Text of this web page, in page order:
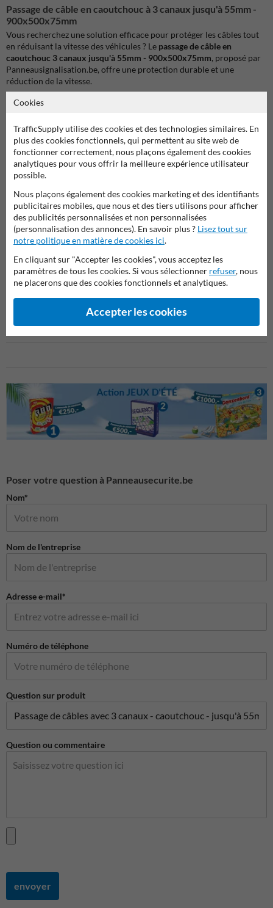
Passage de câble en caoutchouc à 3 canaux jusqu'à 55mm -
900x500x75mm
Vous recherchez une solution efficace pour protéger les câbles tout
en réduisant la vitesse des véhicules ? Le passage de câble en
caoutchouc 3 canaux jusqu'à 55mm - 900x500x75mm, proposé par
Panneausignalisation.be, offre une protection durable et une
réduction de la vitesse.
Idéal pour les événements et les chantiers de construction
d'événements et sur les sites de construction, offrant des passages
sécurisés pour les véhicules.
Conception durable et sûre
Fabriqué en caoutchouc résistant et équipé de trois chemins de
câbles, ce passage offre une protection à long terme et peut accueillir
des câbles d'un diamètre maximal de 55 mm.
Installation facile
Le passage pour câbles est facile à installer et à déplacer, et peut être
Commandez dès aujourd'hui !
Choisissez le passage de câbles de Panneausignalisation.be pour une
protection fiable de vos câbles. Commandez maintenant et profitez
d'une livraison rapide !
Poser votre question à Panneausecurite.be
Nom*
Nom de l'entreprise
Adresse e-mail*
Numéro de téléphone
Question sur produit
Question ou commentaire
envoyer
Cookies
TrafficSupply utilise des cookies et des technologies similaires. En
plus des cookies fonctionnels, qui permettent au site web de
fonctionner correctement, nous plaçons également des cookies
analytiques pour vous offrir la meilleure expérience utilisateur
possible.
Nous plaçons également des cookies marketing et des identifiants
publicitaires mobiles, que nous et des tiers utilisons pour afficher
des publicités personnalisées et non personnalisées
(personnalisation des annonces). En savoir plus ? Lisez tout sur
notre politique en matière de cookies ici.
En cliquant sur "Accepter les cookies", vous acceptez les
paramètres de tous les cookies. Si vous sélectionner refuser, nous
ne placerons que des cookies fonctionnels et analytiques.
Accepter les cookies